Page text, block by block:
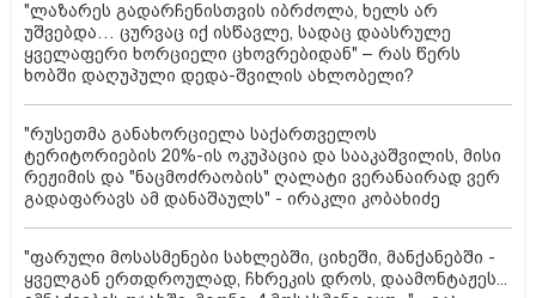
"ლაზარეს გადარჩენისთვის იბრძოლა, ხელს არ
უშვებდა… ცურვაც იქ ისწავლე, სადაც დაასრულე
ყველაფერი ხორციელი ცხოვრებიდან" – რას წერს
ხობში დაღუპული დედა-შვილის ახლობელი?
"რუსეთმა განახორციელა საქართველოს
ტერიტორიების 20%-ის ოკუპაცია და სააკაშვილის, მისი
რეჟიმის და "ნაცმოძრაობის" ღალატი ვერანაირად ვერ
გადაფარავს ამ დანაშაულს" - ირაკლი კობახიძე
"ფარული მოსასმენები სახლებში, ციხეში, მანქანებში -
ყველგან ერთდროულად, ჩხრეკის დროს, დაამონტაჟეს...